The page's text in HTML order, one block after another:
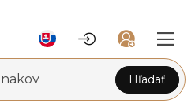
Hľadať